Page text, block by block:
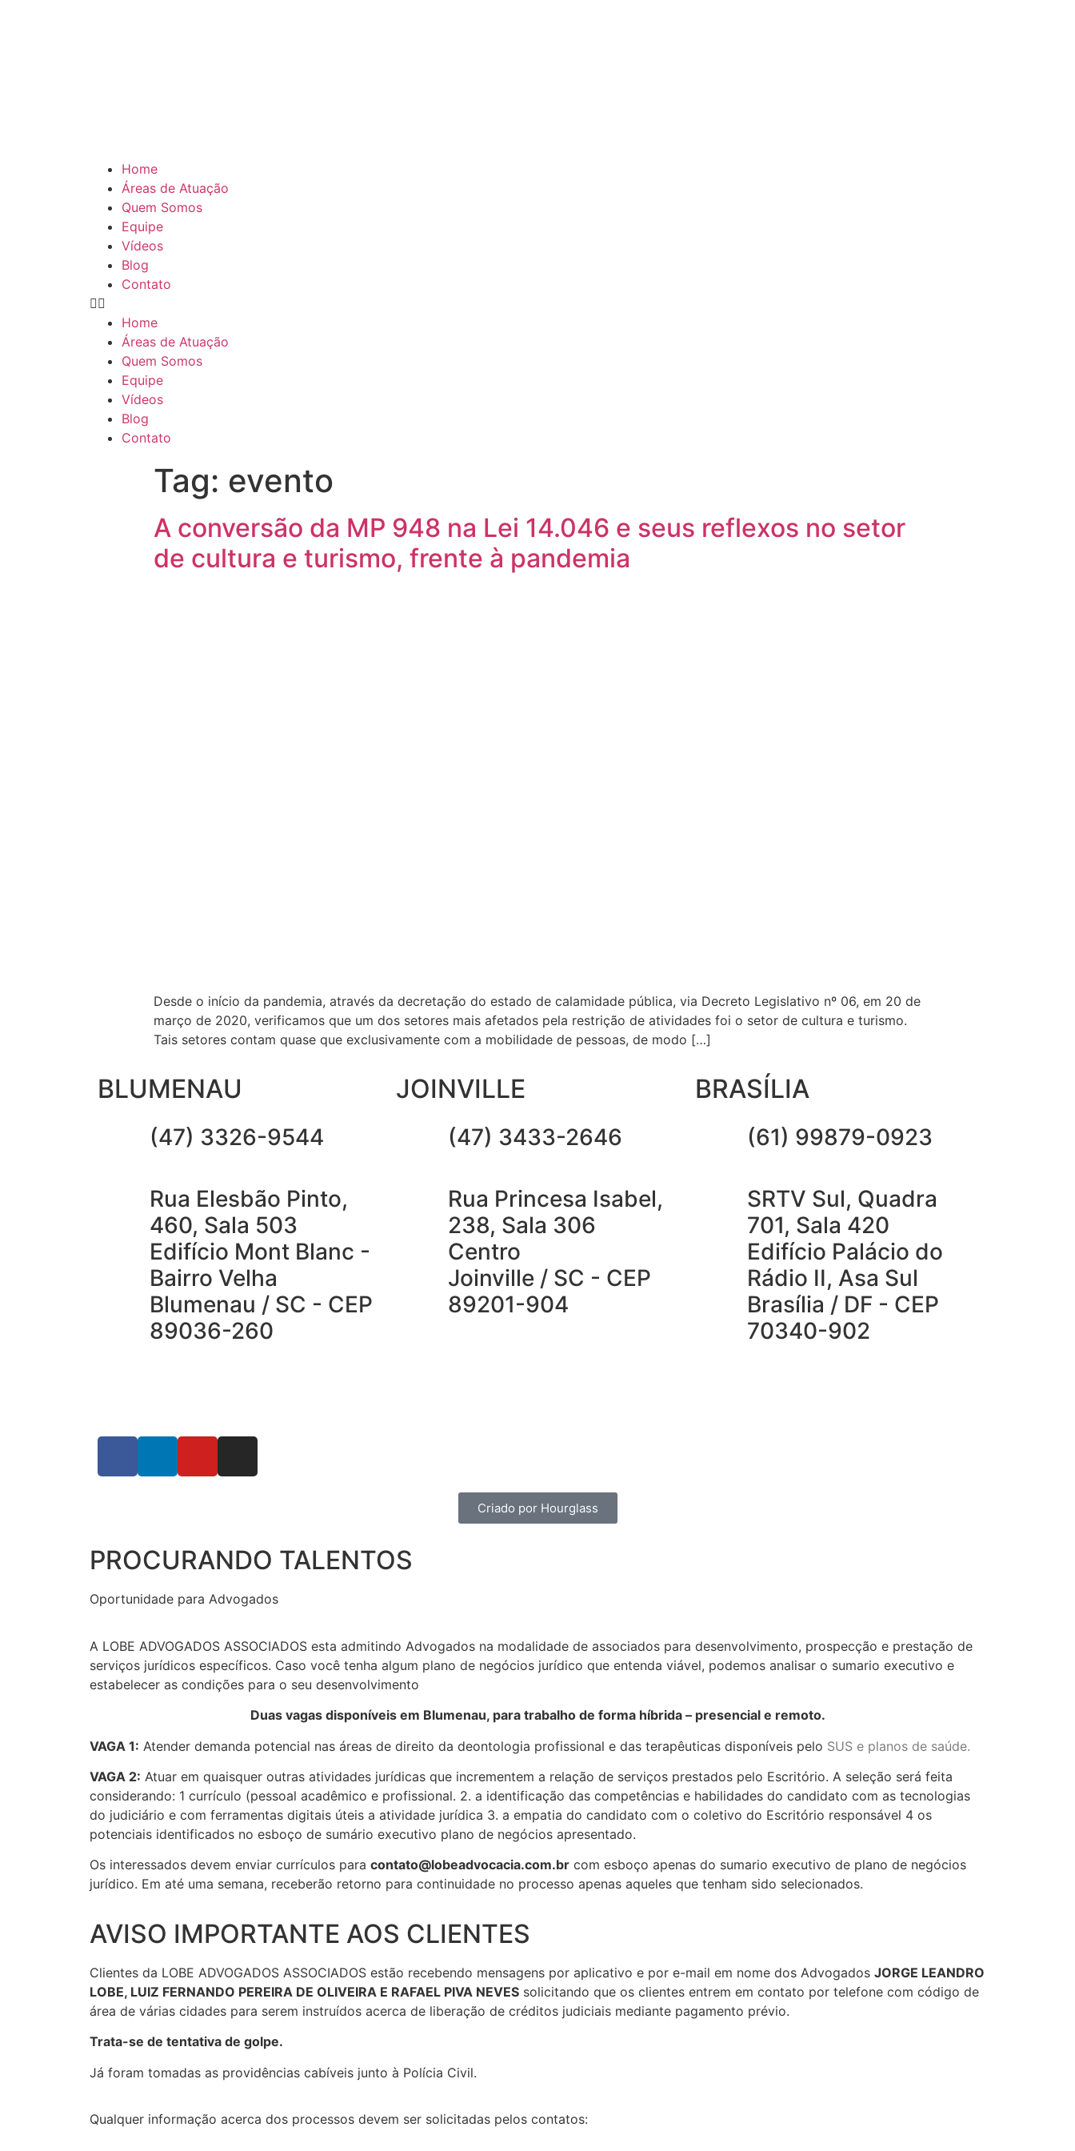
Home
Áreas de Atuação
Quem Somos
Equipe
Vídeos
Blog
Contato
Home
Áreas de Atuação
Quem Somos
Equipe
Vídeos
Blog
Contato
Tag: evento
A conversão da MP 948 na Lei 14.046 e seus reflexos no setor
de cultura e turismo, frente à pandemia
Desde o início da pandemia, através da decretação do estado de calamidade pública, via Decreto Legislativo nº 06, em 20 de
março de 2020, verificamos que um dos setores mais afetados pela restrição de atividades foi o setor de cultura e turismo.
Tais setores contam quase que exclusivamente com a mobilidade de pessoas, de modo […]
BLUMENAU
(47) 3326-9544
Rua Elesbão Pinto,
460, Sala 503
Edifício Mont Blanc -
Bairro Velha
Blumenau / SC - CEP
89036-260
JOINVILLE
(47) 3433-2646
Rua Princesa Isabel,
238, Sala 306
Centro
Joinville / SC - CEP
89201-904
BRASÍLIA
(61) 99879-0923
SRTV Sul, Quadra
701, Sala 420
Edifício Palácio do
Rádio II, Asa Sul
Brasília / DF - CEP
70340-902
Criado por Hourglass
PROCURANDO TALENTOS
Oportunidade para Advogados
A LOBE ADVOGADOS ASSOCIADOS esta admitindo Advogados na modalidade de associados para desenvolvimento, prospecção e prestação de
serviços jurídicos específicos. Caso você tenha algum plano de negócios jurídico que entenda viável, podemos analisar o sumario executivo e
estabelecer as condições para o seu desenvolvimento
Duas vagas disponíveis em Blumenau, para trabalho de forma híbrida – presencial e remoto.
VAGA 1: Atender demanda potencial nas áreas de direito da deontologia profissional e das terapêuticas disponíveis pelo SUS e planos de saúde.
VAGA 2: Atuar em quaisquer outras atividades jurídicas que incrementem a relação de serviços prestados pelo Escritório. A seleção será feita
considerando: 1 currículo (pessoal acadêmico e profissional. 2. a identificação das competências e habilidades do candidato com as tecnologias
do judiciário e com ferramentas digitais úteis a atividade jurídica 3. a empatia do candidato com o coletivo do Escritório responsável 4 os
potenciais identificados no esboço de sumário executivo plano de negócios apresentado.
Os interessados devem enviar currículos para contato@lobeadvocacia.com.br com esboço apenas do sumario executivo de plano de negócios
jurídico. Em até uma semana, receberão retorno para continuidade no processo apenas aqueles que tenham sido selecionados.
AVISO IMPORTANTE AOS CLIENTES
Clientes da LOBE ADVOGADOS ASSOCIADOS estão recebendo mensagens por aplicativo e por e-mail em nome dos Advogados JORGE LEANDRO
LOBE, LUIZ FERNANDO PEREIRA DE OLIVEIRA E RAFAEL PIVA NEVES solicitando que os clientes entrem em contato por telefone com código de
área de várias cidades para serem instruídos acerca de liberação de créditos judiciais mediante pagamento prévio.
Trata-se de tentativa de golpe.
Já foram tomadas as providências cabíveis junto à Polícia Civil.
Qualquer informação acerca dos processos devem ser solicitadas pelos contatos: